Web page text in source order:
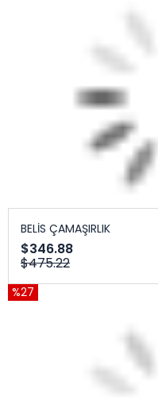
BELİS ÇAMAŞIRLIK
$346.88
$475.22
%27